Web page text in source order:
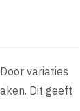
variaties
Dit geeft